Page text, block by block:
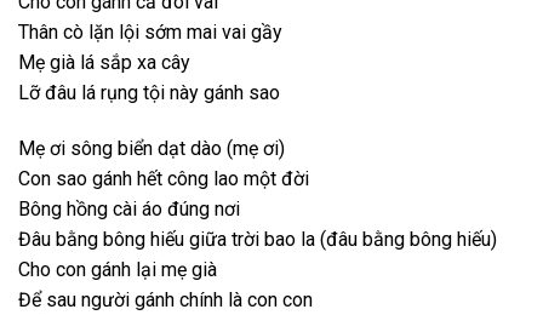
Thân cò lặn lội sớm mai vai gầy
Mẹ già lá sắp xa cây
Lỡ đâu lá rụng tội này gánh sao
Mẹ ơi sông biển dạt dào (mẹ ơi)
Con sao gánh hết công lao một đời
Bông hồng cài áo đúng nơi
Đâu bằng bông hiếu giữa trời bao la (đâu bằng bông hiếu)
Cho con gánh lại mẹ già
Để sau người gánh chính là con con